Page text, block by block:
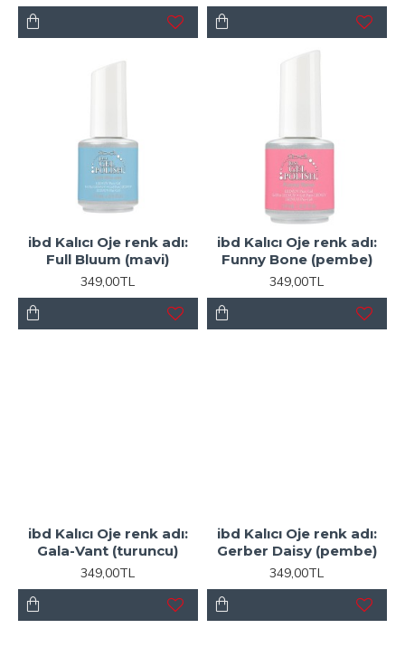
ibd Kalıcı Oje renk adı:
Full Bluum (mavi)
349,00TL
ibd Kalıcı Oje renk adı:
Funny Bone (pembe)
349,00TL
ibd Kalıcı Oje renk adı:
Gala-Vant (turuncu)
349,00TL
ibd Kalıcı Oje renk adı:
Gerber Daisy (pembe)
349,00TL